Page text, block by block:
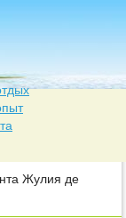
Жулия де